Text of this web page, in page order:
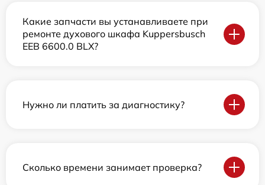
Какие запчасти вы устанавливаете при
ремонте духового шкафа Kuppersbusch
EEB 6600.0 BLX?
Нужно ли платить за диагностику?
Сколько времени занимает проверка?